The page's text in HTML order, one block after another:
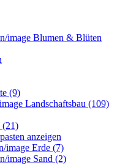
Blumen & Blüten
(9)
Landschaftsbau (109)
(21)
anzeigen
Erde (7)
Sand (2)